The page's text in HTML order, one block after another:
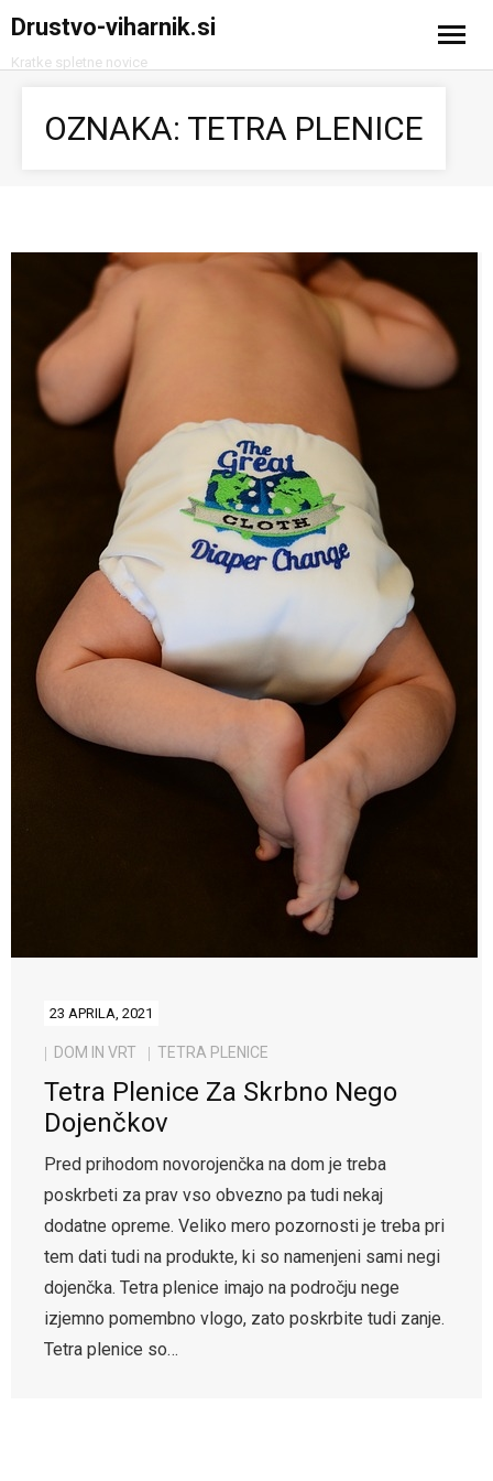
Drustvo-viharnik.si
Kratke spletne novice
Turizem
OZNAKA: TETRA PLENICE
23 APRILA, 2021
DOM IN VRT TETRA PLENICE
Tetra Plenice Za Skrbno Nego
Dojenčkov
Pred prihodom novorojenčka na dom je treba
poskrbeti za prav vso obvezno pa tudi nekaj
dodatne opreme. Veliko mero pozornosti je treba pri
tem dati tudi na produkte, ki so namenjeni sami negi
dojenčka. Tetra plenice imajo na področju nege
izjemno pomembno vlogo, zato poskrbite tudi zanje.
Tetra plenice so…